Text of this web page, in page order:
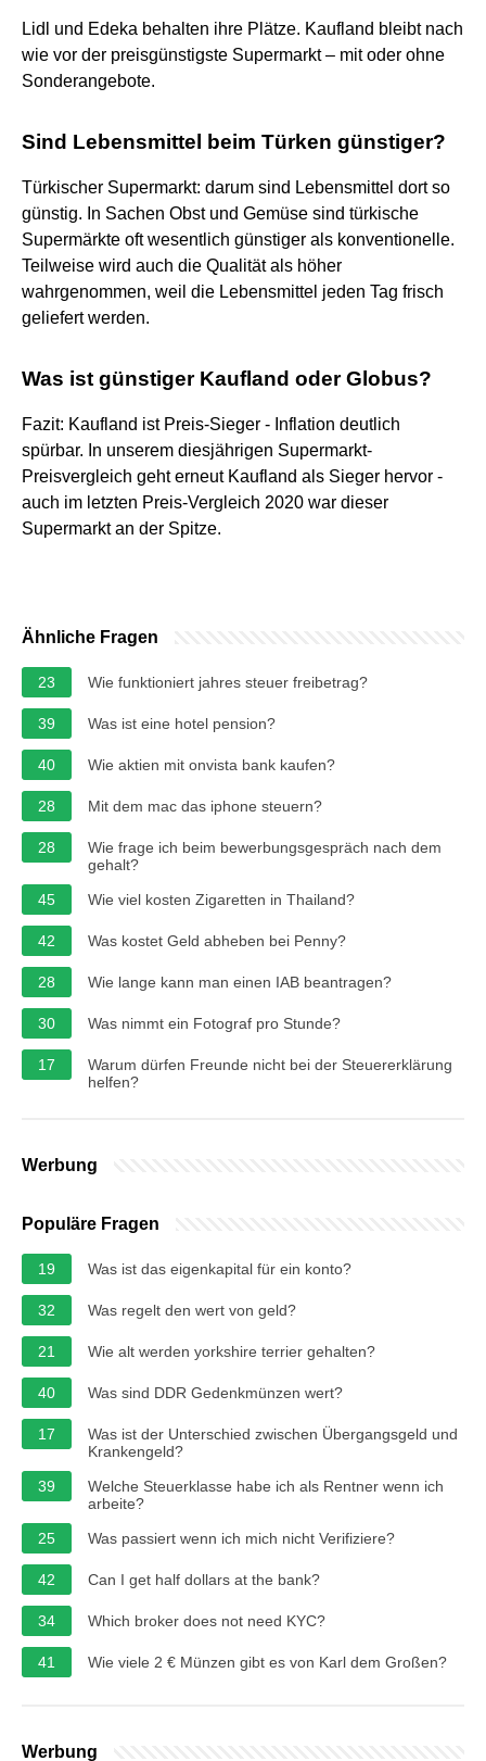
Lidl und Edeka behalten ihre Plätze. Kaufland bleibt nach
wie vor der preisgünstigste Supermarkt – mit oder ohne
Sonderangebote.
Sind Lebensmittel beim Türken günstiger?
Türkischer Supermarkt: darum sind Lebensmittel dort so
günstig. In Sachen Obst und Gemüse sind türkische
Supermärkte oft wesentlich günstiger als konventionelle.
Teilweise wird auch die Qualität als höher
wahrgenommen, weil die Lebensmittel jeden Tag frisch
geliefert werden.
Was ist günstiger Kaufland oder Globus?
Fazit: Kaufland ist Preis-Sieger - Inflation deutlich
spürbar. In unserem diesjährigen Supermarkt-
Preisvergleich geht erneut Kaufland als Sieger hervor -
auch im letzten Preis-Vergleich 2020 war dieser
Supermarkt an der Spitze.
Ähnliche Fragen
23 Wie funktioniert jahres steuer freibetrag?
39 Was ist eine hotel pension?
40 Wie aktien mit onvista bank kaufen?
28 Mit dem mac das iphone steuern?
28
Wie frage ich beim bewerbungsgespräch nach dem
gehalt?
45
Wie viel kosten Zigaretten in Thailand?
42 Was kostet Geld abheben bei Penny?
28 Wie lange kann man einen IAB beantragen?
30 Was nimmt ein Fotograf pro Stunde?
17
Warum dürfen Freunde nicht bei der Steuererklärung
helfen?
Werbung
Populäre Fragen
19 Was ist das eigenkapital für ein konto?
32 Was regelt den wert von geld?
21 Wie alt werden yorkshire terrier gehalten?
40 Was sind DDR Gedenkmünzen wert?
17
Was ist der Unterschied zwischen Übergangsgeld und
Krankengeld?
39
Welche Steuerklasse habe ich als Rentner wenn ich
arbeite?
25
Was passiert wenn ich mich nicht Verifiziere?
42 Can I get half dollars at the bank?
34 Which broker does not need KYC?
41 Wie viele 2 € Münzen gibt es von Karl dem Großen?
Werbung